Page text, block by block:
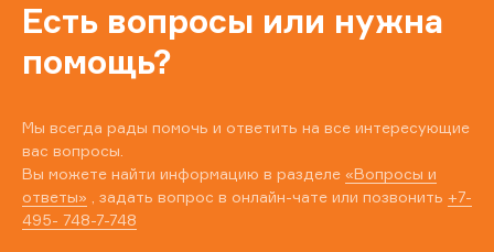
Есть вопросы или нужна
помощь?
Мы всегда рады помочь и ответить на все интересующие
вас вопросы.
Вы можете найти информацию в разделе «Вопросы и
ответы» , задать вопрос в онлайн-чате или позвонить +7-
495- 748-7-748